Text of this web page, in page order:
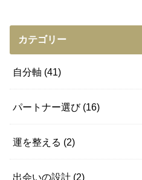
カテゴリー
自分軸 (41)
パートナー選び (16)
運を整える (2)
出会いの設計 (2)